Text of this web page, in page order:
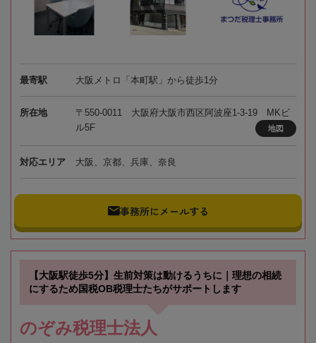
最寄駅 大阪メトロ「本町駅」から徒歩1分
所在地
〒550-0011 大阪府大阪市西区阿波座1-3-19 MKビ
ル5F
地図
対応エリア 大阪、京都、兵庫、奈良
事務所にメールする
【大阪駅徒歩5分】生前対策は動けるうちに｜理想の相続
にするため国税OB税理士たちがサポートします
のぞみ税理士法人